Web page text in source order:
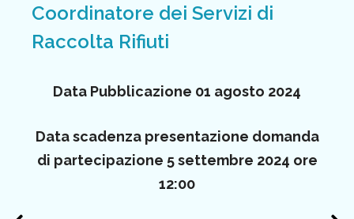
Coordinatore dei Servizi di
Raccolta Rifiuti
Data Pubblicazione 01 agosto 2024
Data scadenza presentazione domanda
di partecipazione 5 settembre 2024 ore
12:00